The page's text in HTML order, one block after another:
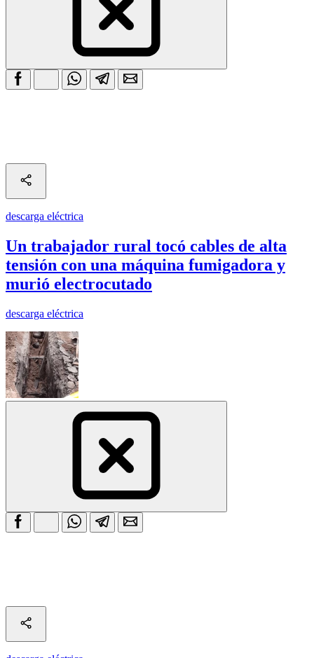
descarga eléctrica
Un trabajador rural tocó cables de alta
tensión con una máquina fumigadora y
murió electrocutado
descarga eléctrica